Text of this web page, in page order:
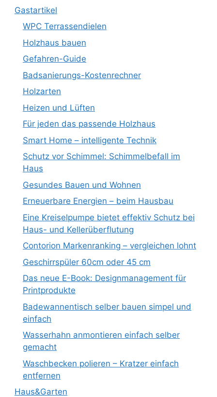
Gastartikel
WPC Terrassendielen
Holzhaus bauen
Gefahren-Guide
Badsanierungs-Kostenrechner
Holzarten
Heizen und Lüften
Für jeden das passende Holzhaus
Smart Home – intelligente Technik
Schutz vor Schimmel: Schimmelbefall im
Haus
Gesundes Bauen und Wohnen
Erneuerbare Energien – beim Hausbau
Eine Kreiselpumpe bietet effektiv Schutz bei
Haus- und Kellerüberflutung
Contorion Markenranking – vergleichen lohnt
Geschirrspüler 60cm oder 45 cm
Das neue E-Book: Designmanagement für
Printprodukte
Badewannentisch selber bauen simpel und
einfach
Wasserhahn anmontieren einfach selber
gemacht
Waschbecken polieren – Kratzer einfach
entfernen
Haus&Garten